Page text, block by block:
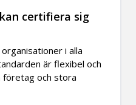
certifiera sig
i alla
är flexibel och
företag och stora